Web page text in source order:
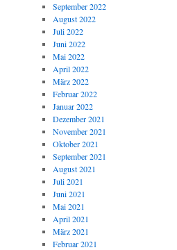
September 2022
August 2022
Juli 2022
Juni 2022
Mai 2022
April 2022
März 2022
Februar 2022
Januar 2022
Dezember 2021
November 2021
Oktober 2021
September 2021
August 2021
Juli 2021
Juni 2021
Mai 2021
April 2021
März 2021
Februar 2021